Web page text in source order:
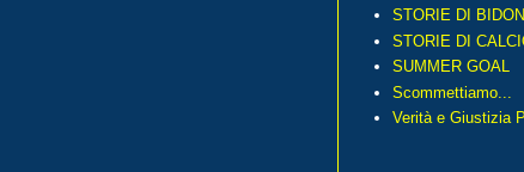
STORIE DI BIDONI
STORIE DI
SUMMER GOAL
Scommettiamo...
Verità e Giustizia